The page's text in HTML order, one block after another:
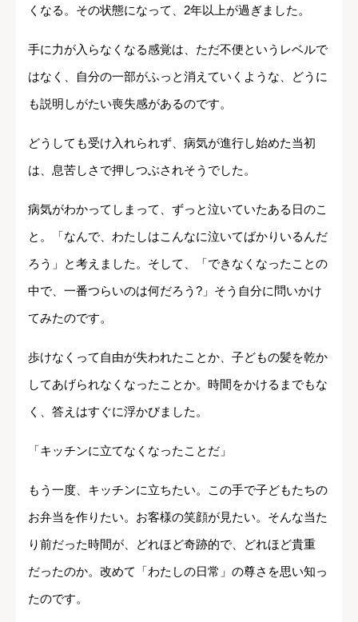
くなる。その状態になって、2年以上が過ぎました。
手に力が入らなくなる感覚は、ただ不便というレベルで
はなく、自分の一部がふっと消えていくような、どうに
も説明しがたい喪失感があるのです。
どうしても受け入れられず、病気が進行し始めた当初
は、息苦しさで押しつぶされそうでした。
病気がわかってしまって、ずっと泣いていたある日のこ
と。「なんで、わたしはこんなに泣いてばかりいるんだ
ろう」と考えました。そして、「できなくなったことの
中で、一番つらいのは何だろう?」そう自分に問いかけ
てみたのです。
歩けなくって自由が失われたことか、子どもの髪を乾か
してあげられなくなったことか。時間をかけるまでもな
く、答えはすぐに浮かびました。
「キッチンに立てなくなったことだ」
もう一度、キッチンに立ちたい。この手で子どもたちの
お弁当を作りたい。お客様の笑顔が見たい。そんな当た
り前だった時間が、どれほど奇跡的で、どれほど貴重
だったのか。改めて「わたしの日常」の尊さを思い知っ
たのです。